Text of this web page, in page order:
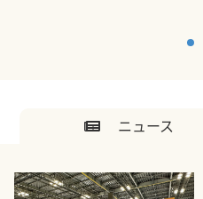
ニュース